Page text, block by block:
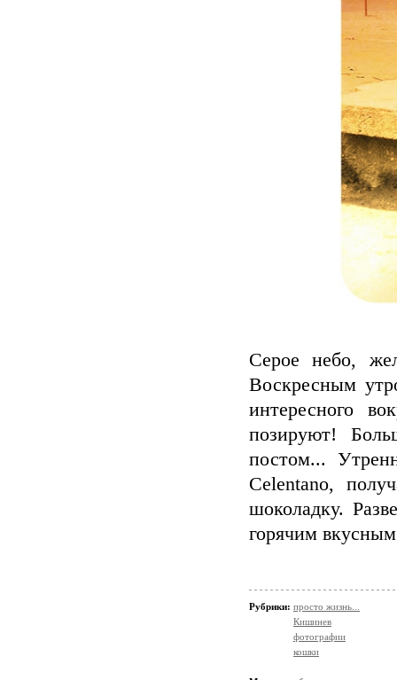
Серое небо,
Воскресным
интересного
позируют!
постом...
Celentano,
шоколадку.
горячим
Рубрики: просто жизнь...
Кишинев
фотографии
кошки